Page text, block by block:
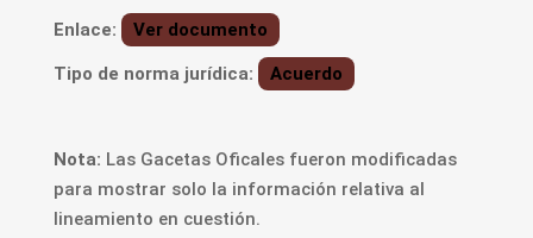
Enlace: Ver documento
Tipo de norma jurídica: Acuerdo
Nota: Las Gacetas Oficales fueron modificadas
para mostrar solo la información relativa al
lineamiento en cuestión.